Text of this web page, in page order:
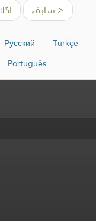
< سابقہ
Türkçe
Русский
Português